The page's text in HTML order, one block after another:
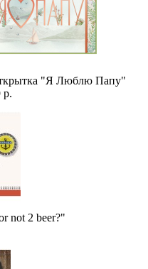
"Я Люблю Папу"
р.
not 2 beer?"